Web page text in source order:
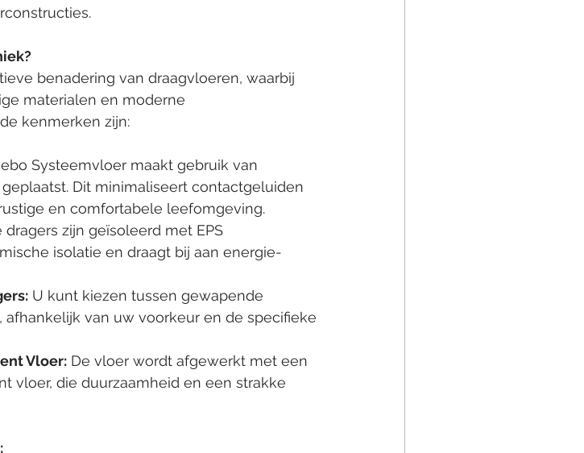
benadering van draagvloeren, waarbij
materialen en moderne
kenmerken zijn:
Systeemvloer maakt gebruik van
Dit minimaliseert contactgeluiden
en comfortabele leefomgeving.
dragers zijn geïsoleerd met EPS
isolatie en draagt bij aan energie-
U kunt kiezen tussen gewapende
van uw voorkeur en de specifieke
Vloer: De vloer wordt afgewerkt met een
vloer, die duurzaamheid en een strakke